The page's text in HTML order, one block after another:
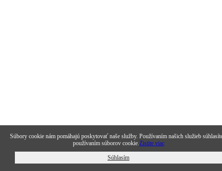
Súbory cookie nám pomáhajú poskytovať naše služby. Používaním našich služieb
používaním súborov cookie.Zistite viac
Súhlasím